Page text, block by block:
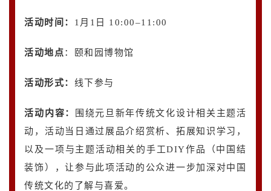
活动时间： 1月1日 10:00–11:00
活动地点：颐和园博物馆
活动形式： 线下参与
活动内容：
围绕元旦新年传统文化设计相关主题活
动，活动当日通过展品介绍赏析、拓展知识学习，
以及一项与主题活动相关的手工DIY作品（中国结
装饰），让参与此项活动的公众进一步加深对中国
传统文化的了解与喜爱。